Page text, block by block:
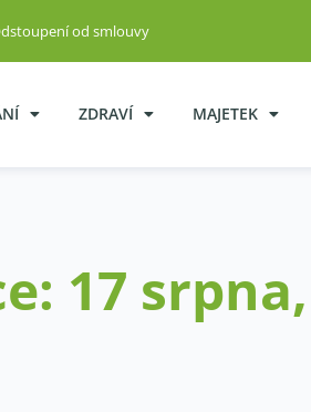
od smlouvy
ZDRAVÍ MAJETEK
17 srpna,